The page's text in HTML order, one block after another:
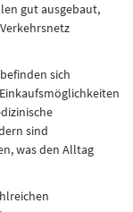
gut ausgebaut,
sich
sind
was den Alltag